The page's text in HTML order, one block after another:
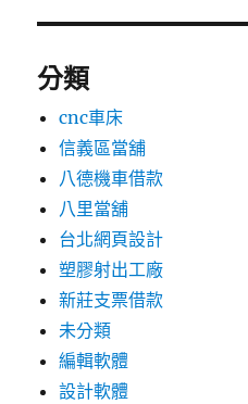
分類
cnc車床
信義區當舖
八德機車借款
八里當舖
台北網頁設計
塑膠射出工廠
新莊支票借款
未分類
編輯軟體
設計軟體